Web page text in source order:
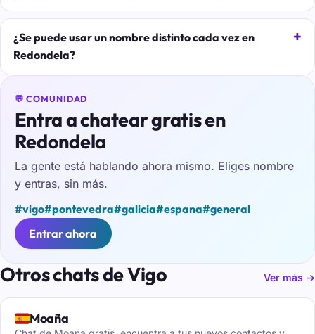
¿Se puede usar un nombre distinto cada vez en
Redondela?
💬 COMUNIDAD
Entra a chatear gratis en
Redondela
La gente está hablando ahora mismo. Eliges nombre
y entras, sin más.
#vigo#pontevedra#galicia#espana#general
Entrar ahora
Otros chats de Vigo Ver más →
🇪🇸Moaña